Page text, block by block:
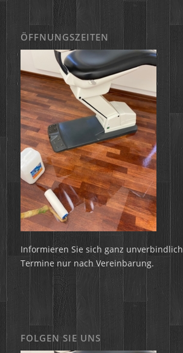
ÖFFNUNGSZEITEN
Informieren Sie sich ganz unverbindlich
Termine nur nach Vereinbarung.
FOLGEN SIE UNS